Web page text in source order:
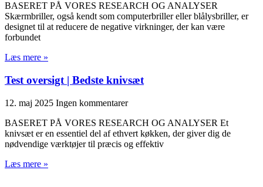
BASERET PÅ VORES RESEARCH OG ANALYSER
Skærmbriller, også kendt som computerbriller eller blålysbriller, er
designet til at reducere de negative virkninger, der kan være
forbundet
Læs mere »
Test oversigt | Bedste knivsæt
12. maj 2025 Ingen kommentarer
BASERET PÅ VORES RESEARCH OG ANALYSER Et
knivsæt er en essentiel del af ethvert køkken, der giver dig de
nødvendige værktøjer til præcis og effektiv
Læs mere »